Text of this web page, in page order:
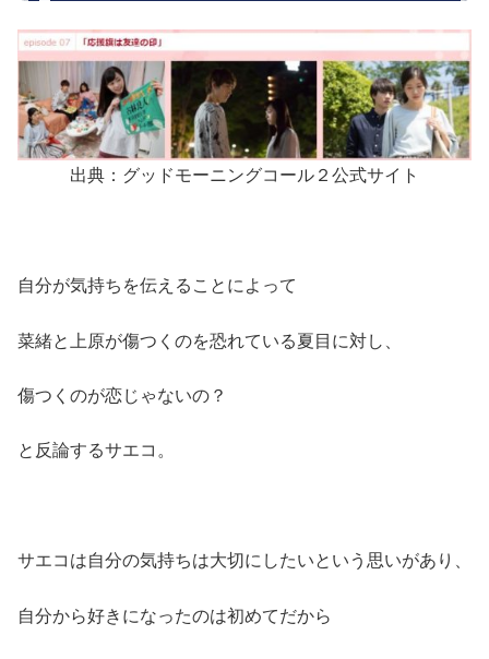
出典：グッドモーニングコール２公式サイト
自分が気持ちを伝えることによって
菜緒と上原が傷つくのを恐れている夏目に対し、
傷つくのが恋じゃないの？
と反論するサエコ。
サエコは自分の気持ちは大切にしたいという思いがあり、
自分から好きになったのは初めてだから